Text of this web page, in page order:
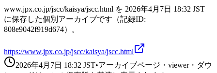
www.jpx.co.jp/jscc/kaisya/jscc.html を 2026年4月7日 18:32 JST
に保存した個別アーカイブです（記録ID:
808e9042f919d674）。
https://www.jpx.co.jp/jscc/kaisya/jscc.html
2026年4月7日 18:32 JST•アーカイブページ・viewer・ダウ